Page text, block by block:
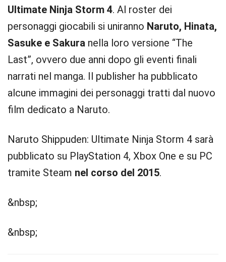
Ultimate Ninja Storm 4. Al roster dei
personaggi giocabili si uniranno Naruto, Hinata,
Sasuke e Sakura nella loro versione “The
Last”, ovvero due anni dopo gli eventi finali
narrati nel manga. Il publisher ha pubblicato
alcune immagini dei personaggi tratti dal nuovo
film dedicato a Naruto.
Naruto Shippuden: Ultimate Ninja Storm 4 sarà
pubblicato su PlayStation 4, Xbox One e su PC
tramite Steam nel corso del 2015.
&nbsp;
&nbsp;